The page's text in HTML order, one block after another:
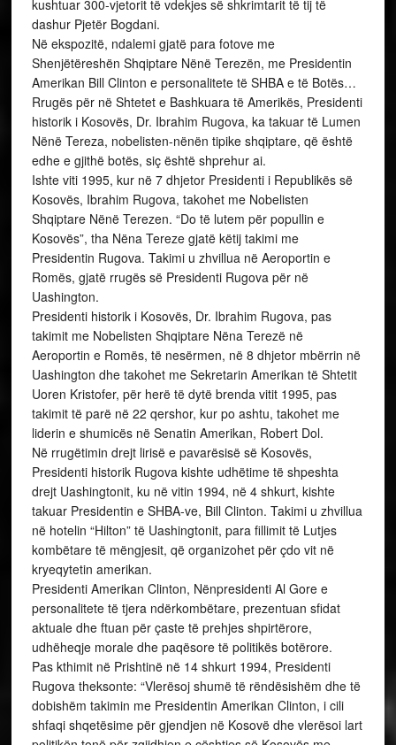
kushtuar 300-vjetorit të vdekjes së shkrimtarit të tij të
dashur Pjetër Bogdani.
Në ekspozitë, ndalemi gjatë para fotove me
Shenjëtëreshën Shqiptare Nënë Terezën, me Presidentin
Amerikan Bill Clinton e personalitete të SHBA e të Botës…
Rrugës për në Shtetet e Bashkuara të Amerikës, Presidenti
historik i Kosovës, Dr. Ibrahim Rugova, ka takuar të Lumen
Nënë Tereza, nobelisten-nënën tipike shqiptare, që është
edhe e gjithë botës, siç është shprehur ai.
Ishte viti 1995, kur në 7 dhjetor Presidenti i Republikës së
Kosovës, Ibrahim Rugova, takohet me Nobelisten
Shqiptare Nënë Terezen. “Do të lutem për popullin e
Kosovës”, tha Nëna Tereze gjatë këtij takimi me
Presidentin Rugova. Takimi u zhvillua në Aeroportin e
Romës, gjatë rrugës së Presidenti Rugova për në
Uashington.
Presidenti historik i Kosovës, Dr. Ibrahim Rugova, pas
takimit me Nobelisten Shqiptare Nëna Terezë në
Aeroportin e Romës, të nesërmen, në 8 dhjetor mbërrin në
Uashington dhe takohet me Sekretarin Amerikan të Shtetit
Uoren Kristofer, për herë të dytë brenda vitit 1995, pas
takimit të parë në 22 qershor, kur po ashtu, takohet me
liderin e shumicës në Senatin Amerikan, Robert Dol.
Në rrugëtimin drejt lirisë e pavarësisë së Kosovës,
Presidenti historik Rugova kishte udhëtime të shpeshta
drejt Uashingtonit, ku në vitin 1994, në 4 shkurt, kishte
takuar Presidentin e SHBA-ve, Bill Clinton. Takimi u zhvillua
në hotelin “Hilton” të Uashingtonit, para fillimit të Lutjes
kombëtare të mëngjesit, që organizohet për çdo vit në
kryeqytetin amerikan.
Presidenti Amerikan Clinton, Nënpresidenti Al Gore e
personalitete të tjera ndërkombëtare, prezentuan sfidat
aktuale dhe ftuan për çaste të prehjes shpirtërore,
udhëheqje morale dhe paqësore të politikës botërore.
Pas kthimit në Prishtinë në 14 shkurt 1994, Presidenti
Rugova theksonte: “Vlerësoj shumë të rëndësishëm dhe të
dobishëm takimin me Presidentin Amerikan Clinton, i cili
shfaqi shqetësime për gjendjen në Kosovë dhe vlerësoi lart